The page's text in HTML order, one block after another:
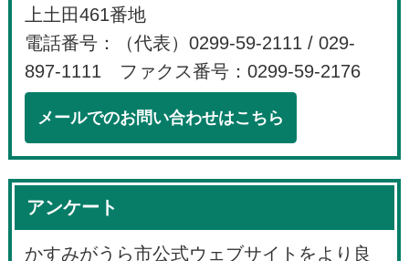
上土田461番地
電話番号：（代表）0299-59-2111 / 029-
897-1111 ファクス番号：0299-59-2176
メールでのお問い合わせはこちら
アンケート
かすみがうら市公式ウェブサイトをより良